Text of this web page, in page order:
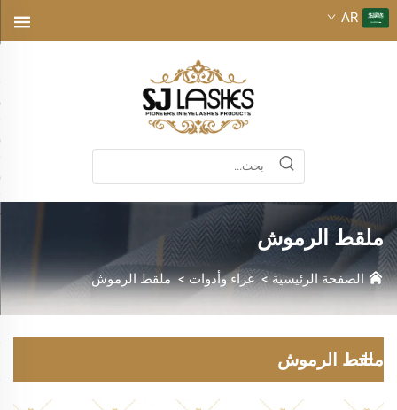
AR
ملقط الرموش
الصفحة الرئيسية>غراء وأدوات>ملقط الرموش
ملقط الرموش